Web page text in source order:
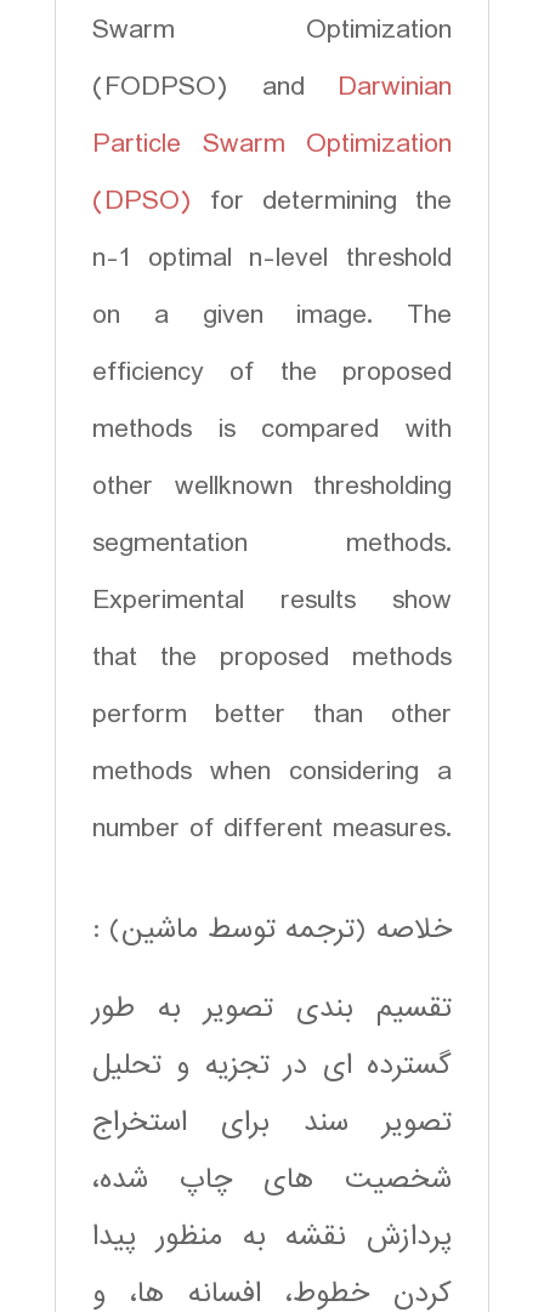
Swarm Optimization
(FODPSO) and Darwinian
Particle Swarm Optimization
(DPSO) for determining the
n-1 optimal n-level threshold
on a given image. The
efficiency of the proposed
methods is compared with
other wellknown thresholding
segmentation methods.
Experimental results show
that the proposed methods
perform better than other
methods when considering a
number of different measures.
خلاصه (ترجمه توسط ماشین) :
تقسیم بندی تصویر به طور
گسترده ای در تجزیه و تحلیل
تصویر سند برای استخراج
شخصیت های چاپ شده،
پردازش نقشه به منظور پیدا
کردن خطوط، افسانه ها، و